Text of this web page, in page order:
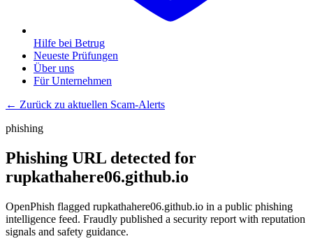
Hilfe bei Betrug
Neueste Prüfungen
Über uns
Für Unternehmen
← Zurück zu aktuellen Scam-Alerts
phishing
Phishing URL detected for
rupkathahere06.github.io
OpenPhish flagged rupkathahere06.github.io in a public phishing
intelligence feed. Fraudly published a security report with reputation
signals and safety guidance.